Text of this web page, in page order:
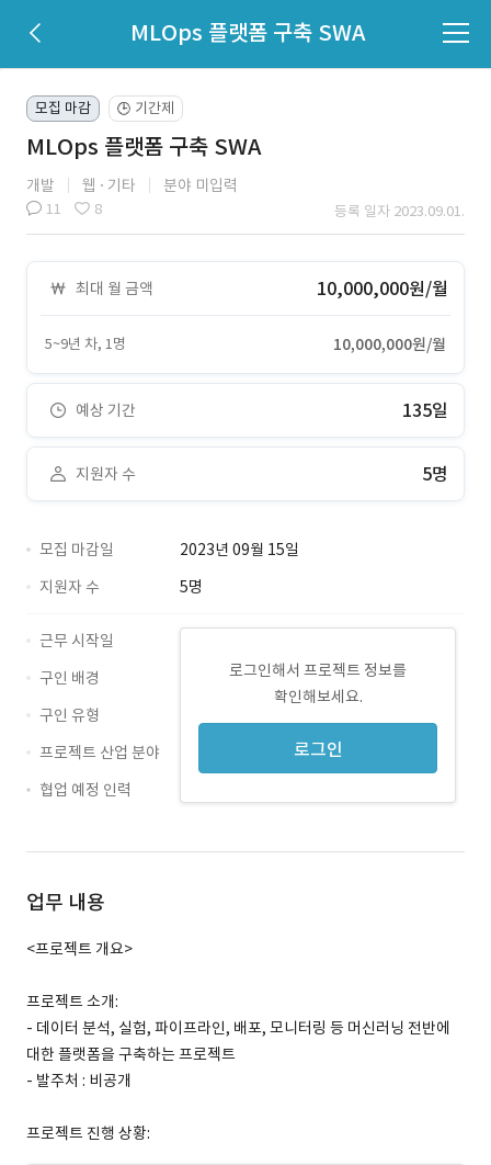
MLOps 플랫폼 구축 SWA
모집 마감 🕒 기간제
MLOps 플랫폼 구축 SWA
개발 웹 기타 분야 미입력
11 8 등록 일자 2023.09.01.
최대 월 금액 10,000,000원/월
5~9년 차, 1명 10,000,000원/월
예상 기간 135일
지원자 수 5명
모집 마감일
2023년 09월 15일
지원자 수
5명
로그인해서 프로젝트 정보를
확인해보세요.
로그인
근무 시작일
구인 배경
구인 유형
프로젝트 산업 분야
협업 예정 인력
업무 내용
<프로젝트 개요>
프로젝트 소개:
- 데이터 분석, 실험, 파이프라인, 배포, 모니터링 등 머신러닝 전반에
대한 플랫폼을 구축하는 프로젝트
- 발주처 : 비공개
프로젝트 진행 상황: